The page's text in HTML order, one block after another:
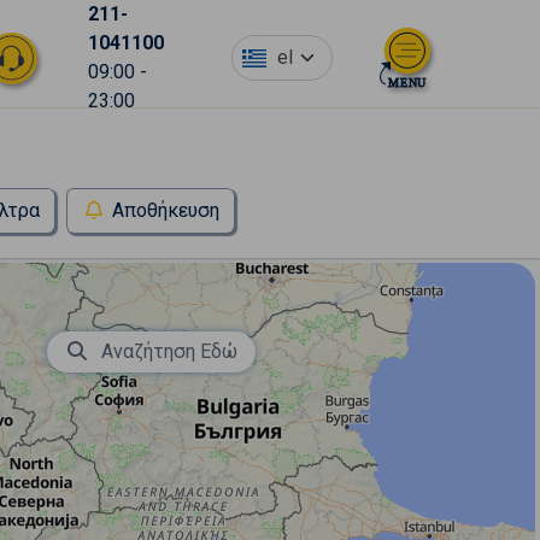
211-
1041100
09:00 -
23:00
el
Αποθήκευση
Αναζήτηση Εδώ